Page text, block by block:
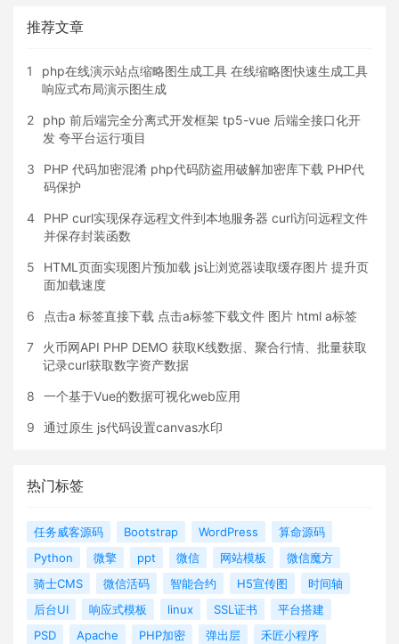
推荐文章
1
php在线演示站点缩略图生成工具 在线缩略图快速生成工具
响应式布局演示图生成
2
php 前后端完全分离式开发框架 tp5-vue 后端全接口化开
发 夸平台运行项目
3
PHP 代码加密混淆 php代码防盗用破解加密库下载 PHP代
码保护
4
PHP curl实现保存远程文件到本地服务器 curl访问远程文件
并保存封装函数
5
HTML页面实现图片预加载 js让浏览器读取缓存图片 提升页
面加载速度
6 点击a 标签直接下载 点击a标签下载文件 图片 html a标签
7
火币网API PHP DEMO 获取K线数据、聚合行情、批量获取
记录curl获取数字资产数据
8 一个基于Vue的数据可视化web应用
9 通过原生 js代码设置canvas水印
热门标签
任务威客源码 Bootstrap WordPress
算命源码
Python
微擎 ppt 微信 网站模板
微信魔方
骑士CMS
微信活码 智能合约 H5宣传图
时间轴
后台UI
响应式模板 linux SSL证书
平台搭建
PSD
Apache PHP加密 弹出层
禾匠小程序